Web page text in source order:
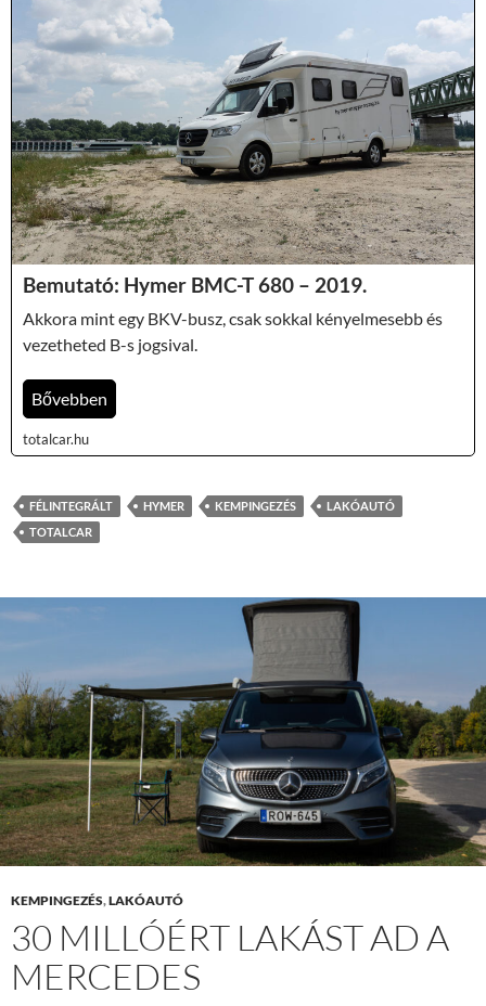
Bemutató: Hymer BMC-T 680 – 2019.
Akkora mint egy BKV-busz, csak sokkal kényelmesebb és
vezetheted B-s jogsival.
Bővebben
totalcar.hu
FÉLINTEGRÁLT HYMER KEMPINGEZÉS
LAKÓAUTÓ
TOTALCAR
KEMPINGEZÉS,LAKÓAUTÓ
30 MILLÓÉRT LAKÁST AD A
MERCEDES